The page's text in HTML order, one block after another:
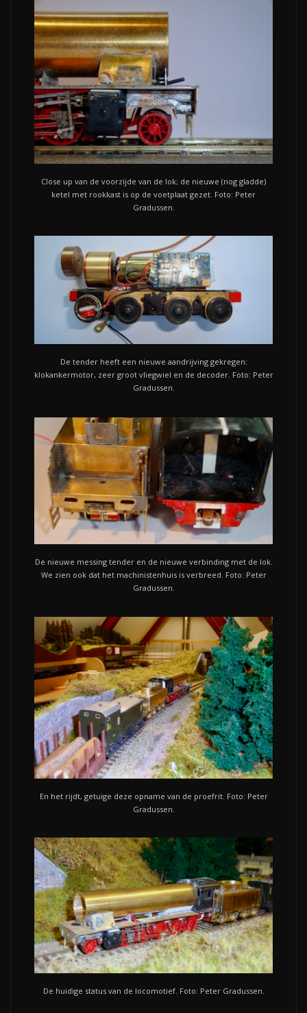
Close up van de voorzijde van de lok; de nieuwe (nog gladde)
ketel met rookkast is op de voetplaat gezet. Foto: Peter
Gradussen.
De tender heeft een nieuwe aandrijving gekregen:
klokankermotor, zeer groot vliegwiel en de decoder. Foto: Peter
Gradussen.
De nieuwe messing tender en de nieuwe verbinding met de lok.
We zien ook dat het machinistenhuis is verbreed. Foto: Peter
Gradussen.
En het rijdt, getuige deze opname van de proefrit. Foto: Peter
Gradussen.
De huidige status van de locomotief. Foto: Peter Gradussen.